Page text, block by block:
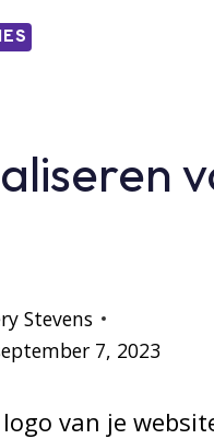
Stevens
7, 2023
van je